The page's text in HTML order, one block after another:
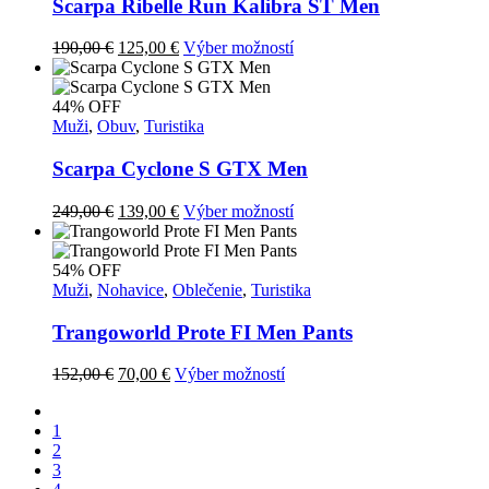
môžete
vybrať
na
Scarpa Ribelle Run Kalibra ST Men
190,00€ Pôvodná
cena
bola:
190,00 €.
125,00 €Aktuálna
cena
je:
Výber možnostíTento
si
môžete
vybrať
na
stránke
produktu.
44% OFF
Muži, Obuv, Turistika
Scarpa Cyclone S GTX Men
249,00€ Pôvodná
cena
bola:
249,00 €.
139,00 €Aktuálna
cena
je:
Výber možnostíTento
produkt
má
variantov.
si
môžete
54% OFF
Muži, Nohavice, Oblečenie, Turistika
Trangoworld Prote FI Men Pants
152,00€ Pôvodná
70,00 €Aktuálna
Výber možnostíTento
1
2
3